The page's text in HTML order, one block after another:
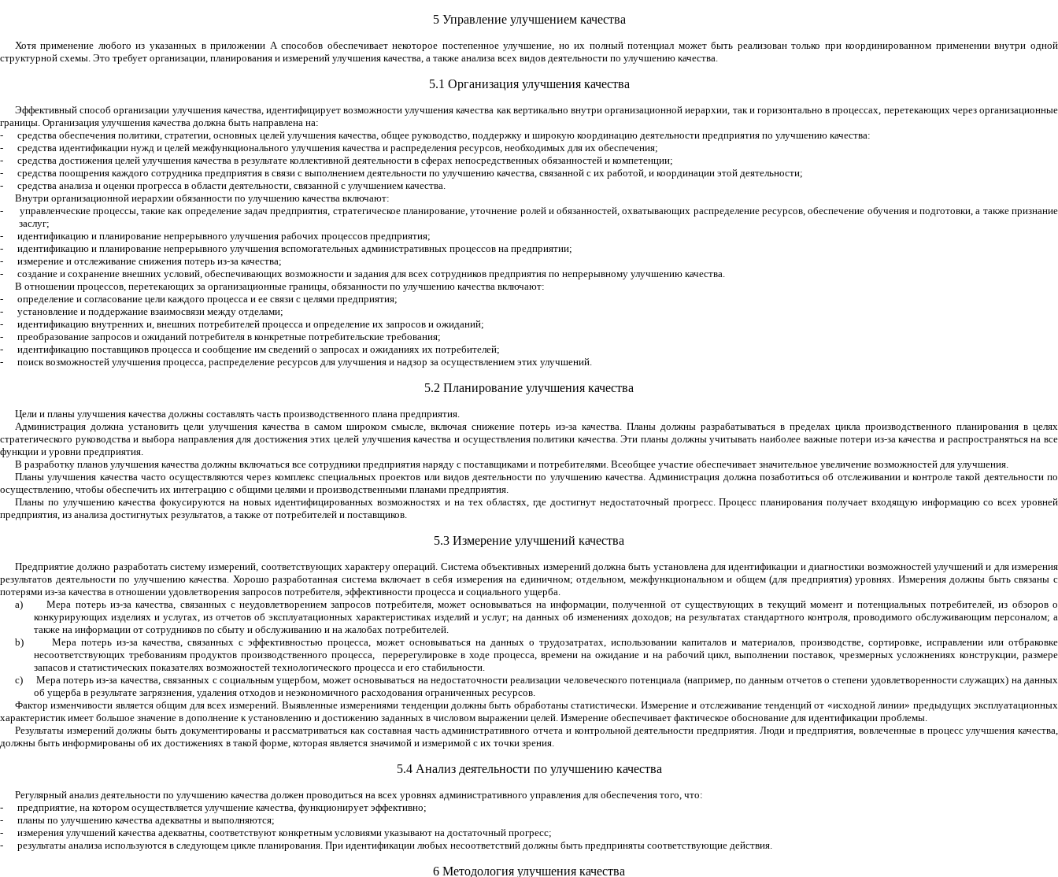
5 Управление улучшением качества
Хотя применение любого из указанных в приложении А способов обеспечивает некоторое постепенное улучшение, но их полный потенциал может быть реализован только при координированном применении внутри одной
структурной схемы. Это требует организации, планирования и измерений улучшения качества, а также анализа всех видов деятельности по улучшению качества.
5.1 Организация улучшения качества
Эффективный способ организации улучшения качества, идентифицирует возможности улучшения качества как вертикально внутри организационной иерархии, так и горизонтально в процессах, перетекающих через организационные
границы. Организация улучшения качества должна быть направлена на:
-
средства обеспечения политики, стратегии, основных целей улучшения качества, общее руководство, поддержку и широкую координацию деятельности предприятия по улучшению качества:
-
средства идентификации нужд и целей межфункционального улучшения качества и распределения ресурсов, необходимых для их обеспечения;
-
средства достижения целей улучшения качества в результате коллективной деятельности в сферах непосредственных обязанностей и компетенции;
-
средства поощрения каждого сотрудника предприятия в связи с выполнением деятельности по улучшению качества, связанной с их работой, и координации этой деятельности;
-
средства анализа и оценки прогресса в области деятельности, связанной с улучшением качества.
Внутри организационной иерархии обязанности по улучшению качества включают:
-
управленческие процессы, такие как определение задач предприятия, стратегическое планирование, уточнение ролей и обязанностей, охватывающих распределение ресурсов, обеспечение обучения и подготовки, а также признание
заслуг;
-
идентификацию и планирование непрерывного улучшения рабочих процессов предприятия;
-
идентификацию и планирование непрерывного улучшения вспомогательных административных процессов на предприятии;
-
измерение и отслеживание снижения потерь из-за качества;
-
создание и сохранение внешних условий, обеспечивающих возможности и задания для всех сотрудников предприятия по непрерывному улучшению качества.
В отношении процессов, перетекающих за организационные границы, обязанности по улучшению качества включают:
-
определение и согласование цели каждого процесса и ее связи с целями предприятия;
-
установление и поддержание взаимосвязи между отделами;
-
идентификацию внутренних и, внешних потребителей процесса и определение их запросов и ожиданий;
-
преобразование запросов и ожиданий потребителя в конкретные потребительские требования;
-
идентификацию поставщиков процесса и сообщение им сведений о запросах и ожиданиях их потребителей;
-
поиск возможностей улучшения процесса, распределение ресурсов для улучшения и надзор за осуществлением этих улучшений.
5.2 Планирование улучшения качества
Цели и планы улучшения качества должны составлять часть производственного плана предприятия.
Администрация должна установить цели улучшения качества в самом широком смысле, включая снижение потерь из-за качества. Планы должны разрабатываться в пределах цикла производственного планирования в целях
стратегического руководства и выбора направления для достижения этих целей улучшения качества и осуществления политики качества. Эти планы должны учитывать наиболее важные потери из-за качества и распространяться на все
функции и уровни предприятия.
В разработку планов улучшения качества должны включаться все сотрудники предприятия наряду с поставщиками и потребителями. Всеобщее участие обеспечивает значительное увеличение возможностей для улучшения.
Планы улучшения качества часто осуществляются через комплекс специальных проектов или видов деятельности по улучшению качества. Администрация должна позаботиться об отслеживании и контроле такой деятельности по
осуществлению, чтобы обеспечить их интеграцию с общими целями и производственными планами предприятия.
Планы по улучшению качества фокусируются на новых идентифицированных возможностях и на тех областях, где достигнут недостаточный прогресс. Процесс планирования получает входящую информацию со всех уровней
предприятия, из анализа достигнутых результатов, а также от потребителей и поставщиков.
5.3 Измерение улучшений качества
Предприятие должно разработать систему измерений, соответствующих характеру операций. Система объективных измерений должна быть установлена для идентификации и диагностики возможностей улучшений и для измерения
результатов деятельности по улучшению качества. Хорошо разработанная система включает в себя измерения на единичном; отдельном, межфункциональном и общем (для предприятия) уровнях. Измерения должны быть связаны с
потерями из-за качества в отношении удовлетворения запросов потребителя, эффективности процесса и социального ущерба.
a)
Мера потерь из-за качества, связанных с неудовлетворением запросов потребителя, может основываться на информации, полученной от существующих в текущий момент и потенциальных потребителей, из обзоров о
конкурирующих изделиях и услугах, из отчетов об эксплуатационных характеристиках изделий и услуг; на данных об изменениях доходов; на результатах стандартного контроля, проводимого обслуживающим персоналом; а
также на информации от сотрудников по сбыту и обслуживанию и на жалобах потребителей.
b)
Мера потерь из-за качества, связанных с эффективностью процесса, может основываться на данных о трудозатратах, использовании капиталов и материалов, производстве, сортировке, исправлении или отбраковке
несоответствующих требованиям продуктов производственного процесса,
перерегулировке в ходе процесса, времени на ожидание и на рабочий цикл, выполнении поставок, чрезмерных усложнениях конструкции, размере
запасов и статистических показателях возможностей технологического процесса и его стабильности.
c)
Мера потерь из-за качества, связанных с социальным ущербом, может основываться на недостаточности реализации человеческого потенциала (например, по данным отчетов о степени удовлетворенности служащих) на данных
об ущерба в результате загрязнения, удаления отходов и неэкономичного расходования ограниченных ресурсов.
Фактор изменчивости является общим для всех измерений. Выявленные измерениями тенденции должны быть обработаны статистически. Измерение и отслеживание тенденций от «исходной линии» предыдущих эксплуатационных
характеристик имеет большое значение в дополнение к установлению и достижению заданных в числовом выражении целей. Измерение обеспечивает фактическое обоснование для идентификации проблемы.
Результаты измерений должны быть документированы и рассматриваться как составная часть административного отчета и контрольной деятельности предприятия. Люди и предприятия, вовлеченные в процесс улучшения качества,
должны быть информированы об их достижениях в такой форме, которая является значимой и измеримой с их точки зрения.
5.4 Анализ деятельности по улучшению качества
Регулярный анализ деятельности по улучшению качества должен проводиться на всех уровнях административного управления для обеспечения того, что:
-
предприятие, на котором осуществляется улучшение качества, функционирует эффективно;
-
планы по улучшению качества адекватны и выполняются;
-
измерения улучшений качества адекватны, соответствуют конкретным условиями указывают на достаточный прогресс;
-
результаты анализа используются в следующем цикле планирования. При идентификации любых несоответствий должны быть предприняты соответствующие действия.
6 Методология улучшения качества